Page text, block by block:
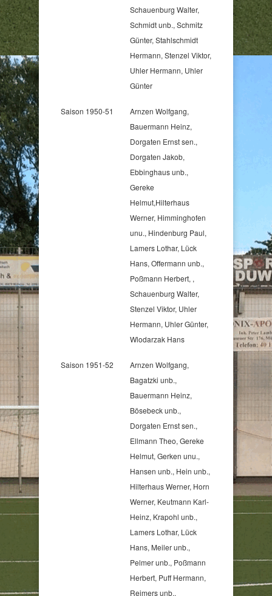
Schauenburg Walter,
Schmidt unb., Schmitz
Günter, Stahlschmidt
Hermann, Stenzel Viktor,
Uhler Hermann, Uhler
Günter
Saison 1950-51
Arnzen Wolfgang,
Bauermann Heinz,
Dorgaten Ernst sen.,
Dorgaten Jakob,
Ebbinghaus unb.,
Gereke
Helmut,Hilterhaus
Werner, Himminghofen
unu., Hindenburg Paul,
Lamers Lothar, Lück
Hans, Offermann unb.,
Poßmann Herbert, ,
Schauenburg Walter,
Stenzel Viktor, Uhler
Hermann, Uhler Günter,
Wlodarzak Hans
Saison 1951-52
Arnzen Wolfgang,
Bagatzki unb.,
Bauermann Heinz,
Bösebeck unb.,
Dorgaten Ernst sen.,
Ellmann Theo, Gereke
Helmut, Gerken unu.,
Hansen unb., Hein unb.,
Hilterhaus Werner, Horn
Werner, Keutmann Karl-
Heinz, Krapohl unb.,
Lamers Lothar, Lück
Hans, Meiler unb.,
Pelmer unb., Poßmann
Herbert, Puff Hermann,
Reimers unb.,